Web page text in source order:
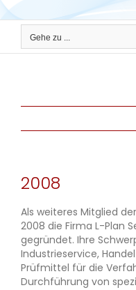
Gehe zu ...
2008
Als weiteres Mitglied
2008 die Firma L-Plan
gegründet. Ihre
Industrieservice,
Prüfmittel für die
Durchführung von